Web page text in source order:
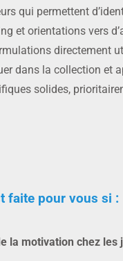
qui permettent
et orientations vers
directement
dans la collection et
solides,
faite pour vous si :
la motivation chez les